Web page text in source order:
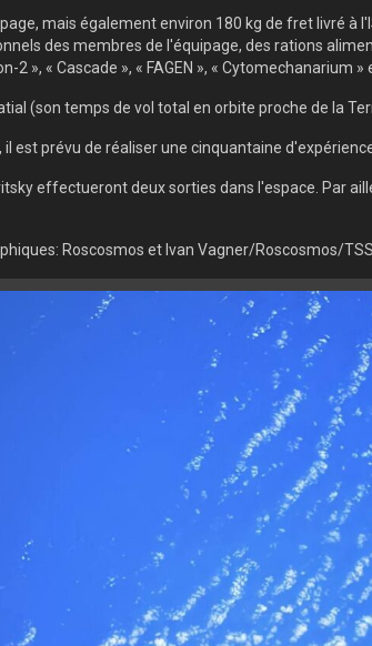
mais également environ 180 kg de fret livré
des membres de l'équipage, des rations
2 », « Cascade », « FAGEN », « Cytomechanarium
(son temps de vol total en orbite proche de la
est prévu de réaliser une cinquantaine
effectueront deux sorties dans l'espace. Par
Roscosmos et Ivan Vagner/Roscosmos/TSS